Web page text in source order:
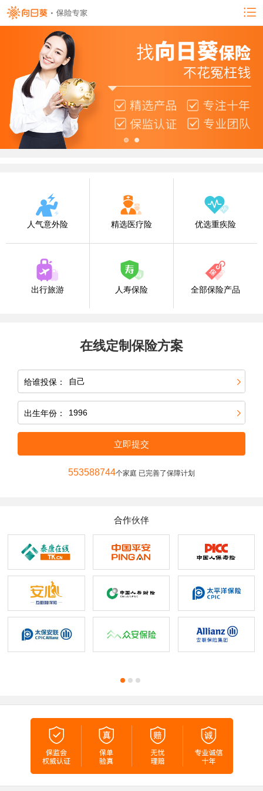
人气意外险 精选医疗险 优选重疾险
出行旅游 人寿保险 全部保险产品
在线定制保险方案
给谁投保：
出生年份：
立即提交
553588744个家庭 已完善了保障计划
合作伙伴